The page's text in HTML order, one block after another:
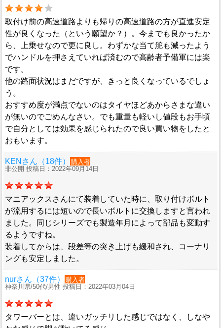
取付け前の高速道路よりも帰りの高速道路の方が直進安定
性が良くなった（という願望か？）。今までも良かったか
ら、上乗せなので更に良し。わずかな当て舵も減ったよう
でハンドルを押さえていれば済むので高齢者予備軍には楽
です。
他の路面状況はまだですが、きっと良くなっているでしょ
う。
おすすめ度が満点でないのはタイヤほどあからさまな違い
が無いのでごめんなさい。でも重量も軽いし値段もお手頃
で自分としては効果を感じられたので良い買い物をしたと
おもいます。
KENさん（18件）
購入者
非公開 投稿日：2022年09月14日
マニアックスさんにて装着していた時に、取り付けボルト
が流用するには短いので長いボルトに交換しますと言われ
ました。同じシリーズでも製造年月によって部品も変動す
るようですね。
装着してからは、段差等の突き上げも緩和され、コーナリ
ングも安定しました。
nurさん（37件）
購入者
神奈川県/50代/男性 投稿日：2022年03月04日
タワーバーとは、違いガッチリした感じではなく、しなや